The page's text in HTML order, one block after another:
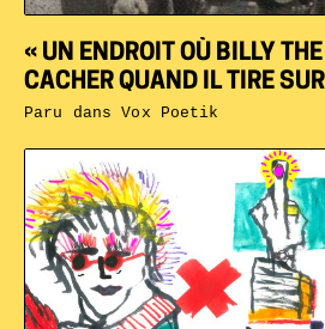
« UN ENDROIT OÙ BILLY
CACHER QUAND IL TIRE
Paru dansVox Poetik